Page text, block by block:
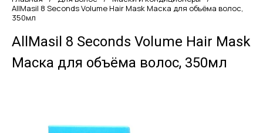
AllMasil 8 Seconds Volume Hair Mask Маска для объёма волос,
350мл
AllMasil 8 Seconds Volume Hair Mask
Маска для объёма волос, 350мл